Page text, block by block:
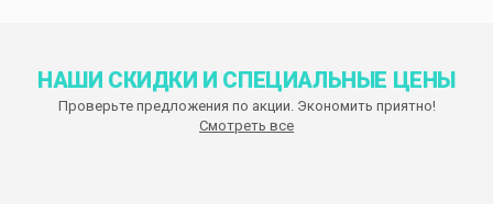
НАШИ СКИДКИ И СПЕЦИАЛЬНЫЕ ЦЕНЫ
Проверьте предложения по акции. Экономить приятно!
Смотреть все